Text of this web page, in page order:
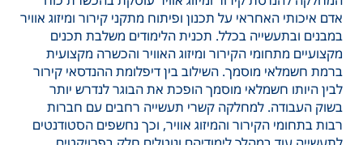
אדם איכותי האחראי על תכנון ופיתוח מתקני קירור ומיזוג אוויר
במבנים ובתעשייה בכלל. תכנית הלימודים משלבת תכנים
מקצועיים מתחומי הקירור ומיזוג האוויר והכשרה מקצועית
ברמת חשמלאי מוסמך. השילוב בין דיפלומת ההנדסאי קירור
לבין היותו חשמלאי מוסמך הופכת את הבוגר לנדרש יותר
בשוק העבודה. למחלקה קשרי תעשייה רחבים עם חברות
רבות בתחומי הקירור והמיזוג אוויר, וכך נחשפים הסטודנטים